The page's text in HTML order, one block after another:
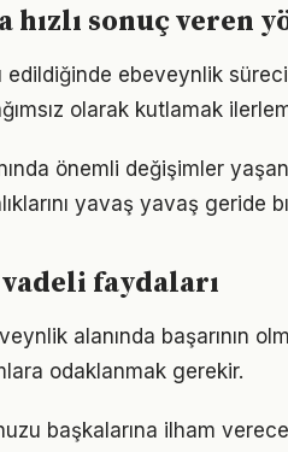
hızlı sonuç veren
edildiğinde ebeveynlik
olarak kutlamak
önemli değişimler
yavaş yavaş geride
faydaları
alanında başarının
odaklanmak gerekir.
başkalarına ilham